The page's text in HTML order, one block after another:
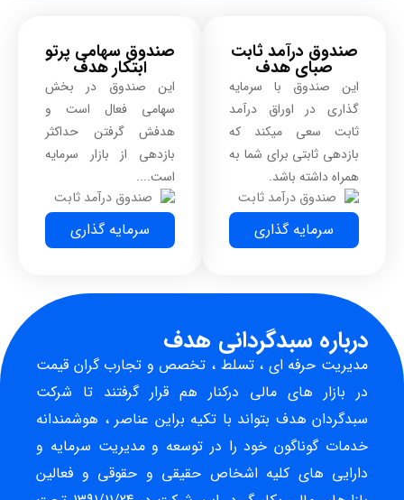
صندوق درآمد ثابت
صبای هدف
این صندوق با سرمایه
گذاری در اوراق درآمد
ثابت سعی میکند که
بازدهی ثابتی برای شما به
همراه داشته باشد.
سرمایه گذاری
صندوق سهامی پرتو
ابتکار هدف
این صندوق در بخش
سهامی فعال است و
هدفش گرفتن حداکثر
بازدهی از بازار سرمایه
است....
سرمایه گذاری
درباره سبدگردانی هدف
مدیریت حرفه ای ، تسلط ، تخصص و تجارب گران قیمت
در بازار های مالی درکنار هم قرار گرفتند تا شرکت
سبدگردان هدف بتواند با تکیه براین عناصر ، هوشمندانه
خدمات گوناگون خود را در توسعه و مدیریت سرمایه و
دارایی های کلیه اشخاص حقیقی و حقوقی و فعالین